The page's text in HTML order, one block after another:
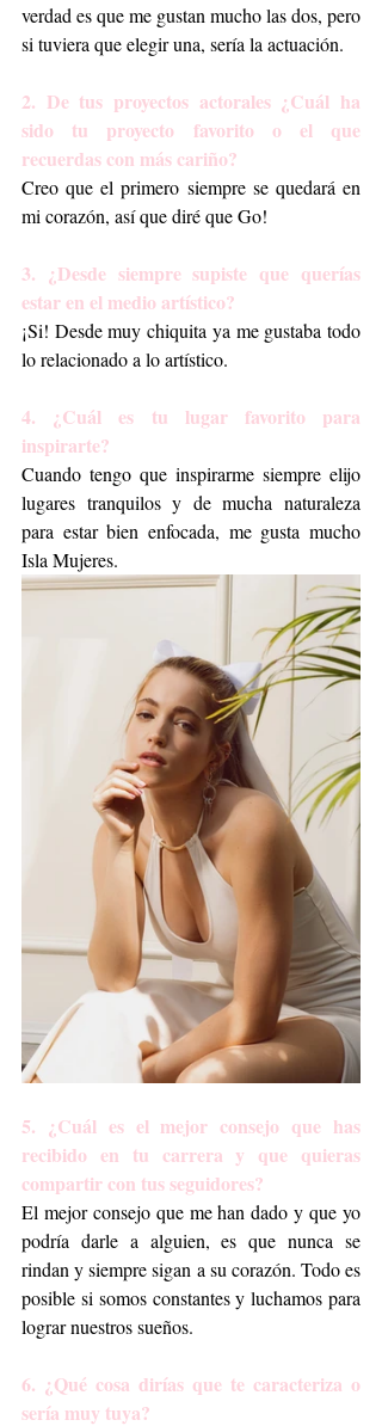
verdad es que me gustan mucho las dos, pero
si tuviera que elegir una, sería la actuación.
2. De tus proyectos actorales ¿Cuál ha
sido tu proyecto favorito o el que
recuerdas con más cariño?
Creo que el primero siempre se quedará en
mi corazón, así que diré que Go!
3. ¿Desde siempre supiste que querías
estar en el medio artístico?
¡Si! Desde muy chiquita ya me gustaba todo
lo relacionado a lo artístico.
4. ¿Cuál es tu lugar favorito para
inspirarte?
Cuando tengo que inspirarme siempre elijo
lugares tranquilos y de mucha naturaleza
para estar bien enfocada, me gusta mucho
Isla Mujeres.
5. ¿Cuál es el mejor consejo que has
recibido en tu carrera y que quieras
compartir con tus seguidores?
El mejor consejo que me han dado y que yo
podría darle a alguien, es que nunca se
rindan y siempre sigan a su corazón. Todo es
posible si somos constantes y luchamos para
lograr nuestros sueños.
6. ¿Qué cosa dirías que te caracteriza o
sería muy tuya?